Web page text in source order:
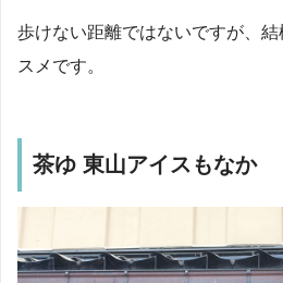
歩けない距離ではないですが、
スメです。
茶ゆ 東山アイスもなか